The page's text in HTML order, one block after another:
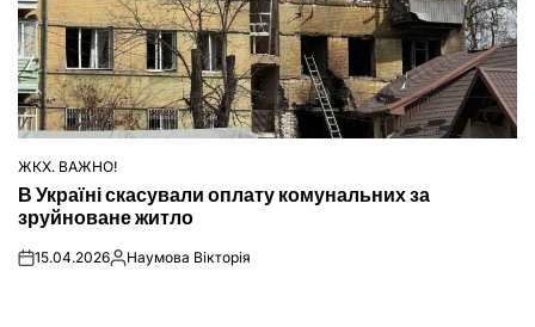
ОПУБЛІКУВАТИ
У
ЖКХ. ВАЖНО!
В Україні скасували оплату комунальних за
зруйноване житло
on15.04.2026Опубліковано
Наумова Вікторія